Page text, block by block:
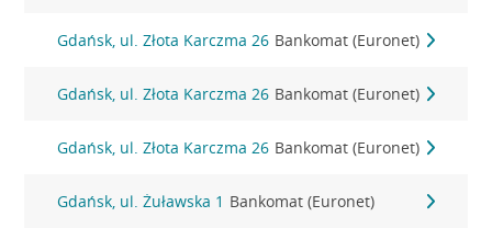
Gdańsk, ul. Złota Karczma 26 Bankomat (Euronet)
Gdańsk, ul. Złota Karczma 26 Bankomat (Euronet)
Gdańsk, ul. Złota Karczma 26 Bankomat (Euronet)
Gdańsk, ul. Żuławska 1 Bankomat (Euronet)